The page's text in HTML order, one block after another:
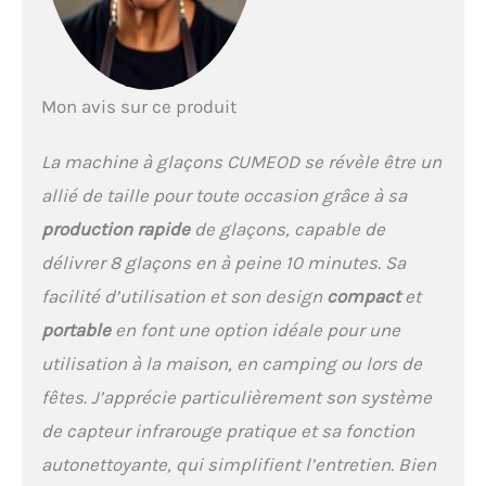
maison ou au bureau,
barbecue, fête en plein air
et facile à ranger lorsqu'il
préparation, produisez des
cola/vin/whisky/jus de
fruits/café pour un
【Technologie de
détection infrarouge】 Le
panneau de commande
est clair pour allumer la
machine à glace et ajouter
à fonctionner. Avec un
système de capteur
machine à glaçons s'arrête
de fonctionner
Mon avis sur ce produit
La machine à glaçons CUMEOD se révèle être un
allié de taille pour toute occasion grâce à sa
production rapidede glaçons, capable de
délivrer 8 glaçons en à peine 10 minutes. Sa
facilité d’utilisation et son design compactet
portableen font une option idéale pour une
utilisation à la maison, en camping ou lors de
fêtes. J’apprécie particulièrement son système
de capteur infrarouge pratique et sa fonction
autonettoyante, qui simplifient l’entretien. Bien